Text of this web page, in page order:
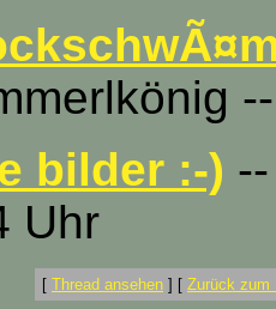
bilder :-)
Uhr
[ Thread ansehen ] [ Zurück zum